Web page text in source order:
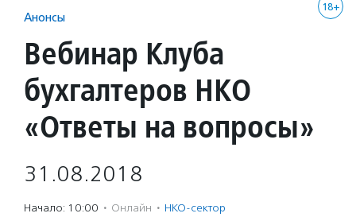
18+
Анонсы
Вебинар Клуба
бухгалтеров НКО
«Ответы на вопросы»
31.08.2018
Начало: 10:00 · Онлайн · НКО-сектор